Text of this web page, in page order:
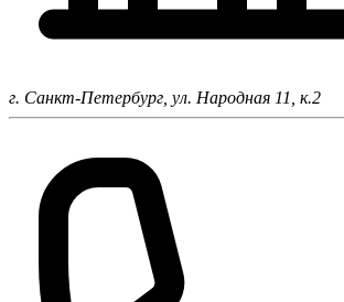
г. Санкт-Петербург, ул. Народная 11, к.2